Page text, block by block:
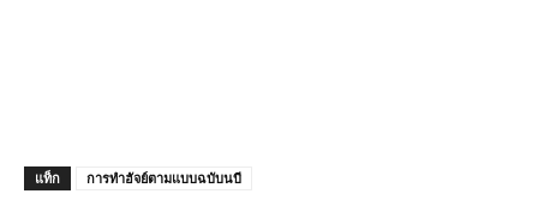
แท็ก การทำฮัจย์ตามแบบฉบับนบี